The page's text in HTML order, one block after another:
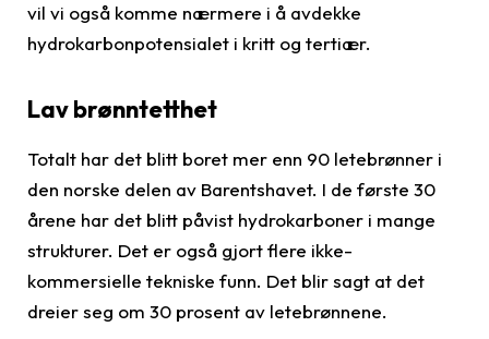
vil vi også komme nærmere i å avdekke
hydrokarbonpotensialet i kritt og tertiær.
Lav brønntetthet
Totalt har det blitt boret mer enn 90 letebrønner i
den norske delen av Barentshavet. I de første 30
årene har det blitt påvist hydrokarboner i mange
strukturer. Det er også gjort flere ikke-
kommersielle tekniske funn. Det blir sagt at det
dreier seg om 30 prosent av letebrønnene.